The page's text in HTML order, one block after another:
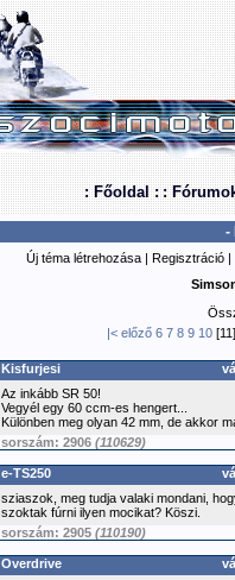
: Főoldal : :
-
Új téma létrehozása | Regisztráció |
|< előző 6 7 8 9 10[11]
Kisfurjesi
Az inkább SR 50!
Vegyél egy 60 ccm-es hengert...
Különben meg olyan 42 mm, de akkor
sorszám: 2906 (110629)
e-TS250
sziaszok, meg tudja valaki mondani,
szoktak fúrni ilyen mocikat? Köszi.
sorszám: 2905 (110190)
Overdrive